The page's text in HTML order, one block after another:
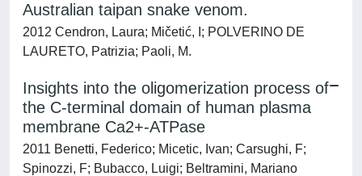
Australian taipan snake venom.
2012 Cendron, Laura; Mičetić, I; POLVERINO DE
LAURETO, Patrizia; Paoli, M.
Insights into the oligomerization process of
the C-terminal domain of human plasma
membrane Ca2+-ATPase
2011 Benetti, Federico; Micetic, Ivan; Carsughi, F;
Spinozzi, F; Bubacco, Luigi; Beltramini, Mariano